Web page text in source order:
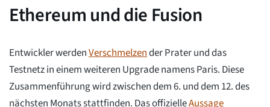
Ethereum und die Fusion
Entwickler werdenVerschmelzender Prater und das
Testnetz in einem weiteren Upgrade namens Paris. Diese
Zusammenführung wird zwischen dem 6. und dem 12. des
nächsten Monats stattfinden. Das offizielleAussage